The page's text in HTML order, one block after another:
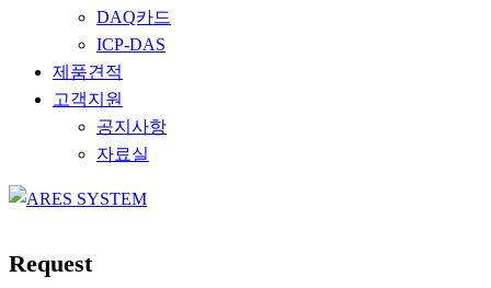
DAQ카드
ICP-DAS
제품견적
고객지원
공지사항
자료실
Request